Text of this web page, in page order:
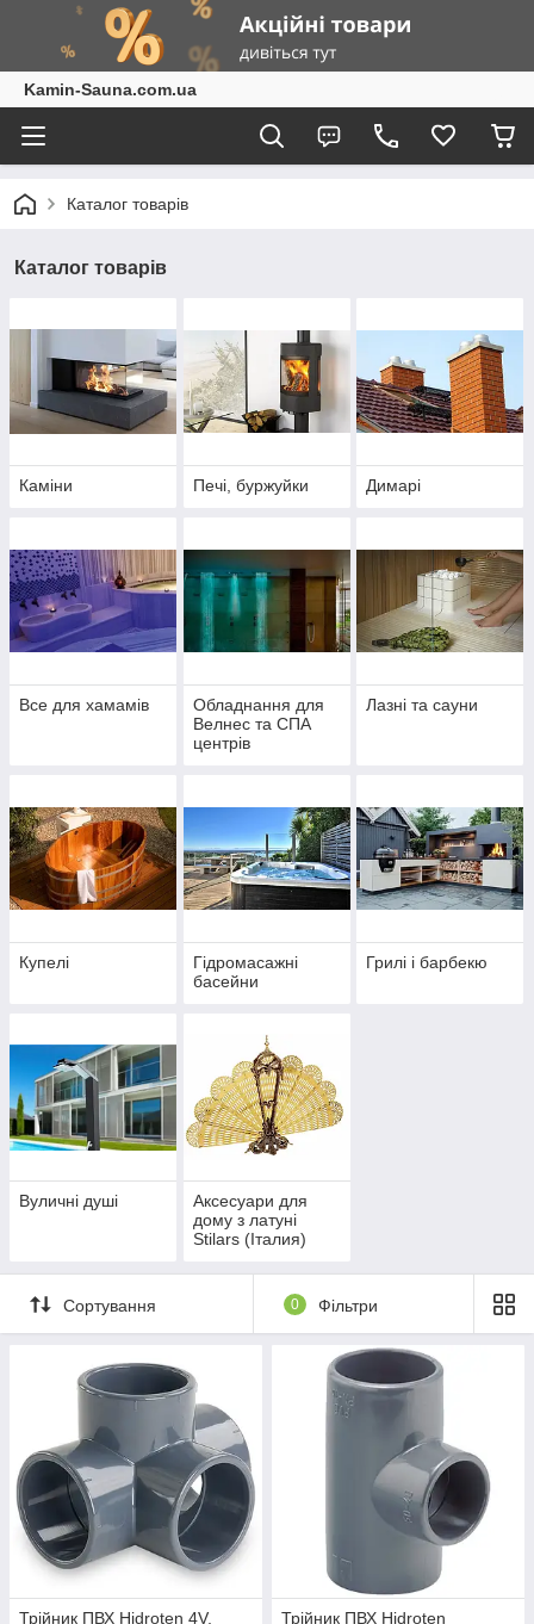
Kamin-Sauna.com.ua
Каталог товарів
Каталог товарів
Каміни Печі, буржуйки Димарі
Все для хамамів
Обладнання для
Велнес та СПА
центрів
Лазні та сауни
Купелі
Гідромасажні
басейни
Грилі і барбекю
Вуличні душі
Аксесуари для
дому з латуні
Stilars (Італия)
Сортування 0 Фільтри
Трійник ПВХ Hidroten 4V,
Трійник ПВХ Hidroten